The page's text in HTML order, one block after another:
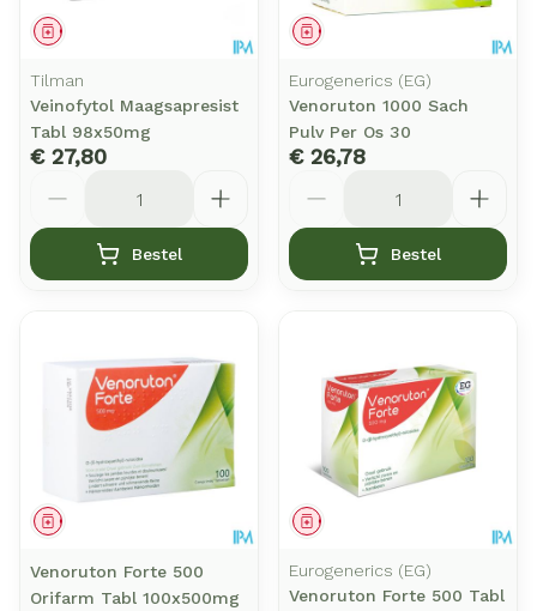
Geneesmiddel
Tilman
Veinofytol Maagsapresist
Tabl 98x50mg
€ 27,80
Bestel
Geneesmiddel
Eurogenerics (EG)
Venoruton 1000 Sach
Pulv Per Os 30
€ 26,78
Bestel
Geneesmiddel
Venoruton Forte 500
Orifarm Tabl 100x500mg
Geneesmiddel
Eurogenerics (EG)
Venoruton Forte 500 Tabl